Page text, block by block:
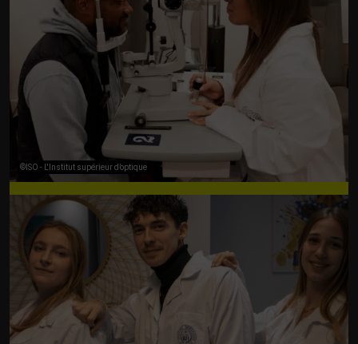
©ISO - L'Institut supérieur d’optique